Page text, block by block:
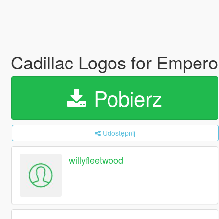
Cadillac Logos for
Pobierz
Udostępnij
willyfleetwood